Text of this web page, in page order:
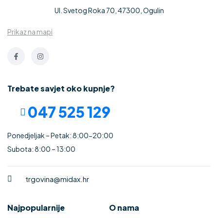
Ul. Svetog Roka 70, 47300, Ogulin
Prikaz na mapi
Trebate savjet oko kupnje?
047 525 129
Ponedjeljak – Petak: 8:00-20:00
Subota: 8:00 – 13:00
trgovina@midax.hr
Najpopularnije O nama